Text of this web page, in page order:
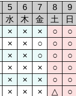
5 6 7 8
9
水 木 金 土
日
× × × ○
○
× × ○ ○
○
× × ○ ○
○
× × × ○
○
× × × ○
○
× × × △
○